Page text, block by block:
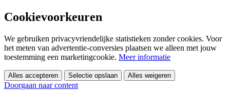
Cookievoorkeuren
We gebruiken privacyvriendelijke statistieken zonder cookies. Voor
het meten van advertentie-conversies plaatsen we alleen met jouw
toestemming een marketingcookie. Meer informatie
Alles accepteren Selectie opslaan Alles weigeren
Doorgaan naar content